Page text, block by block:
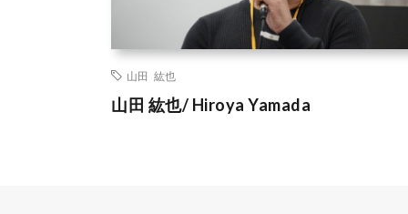
山田 紘也
山田 紘也/ Hiroya Yamada